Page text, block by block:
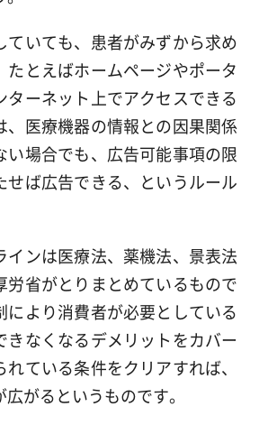
ていても、患者がみずから求め
たとえばホームページやポータ
ターネット上でアクセスできる
、医療機器の情報との因果関係
い場合でも、広告可能事項の限
せば広告できる、というルール
インは医療法、薬機法、景表法
労省がとりまとめているもので
により消費者が必要としている
きなくなるデメリットをカバー
ている条件をクリアすれば、
がるというものです。